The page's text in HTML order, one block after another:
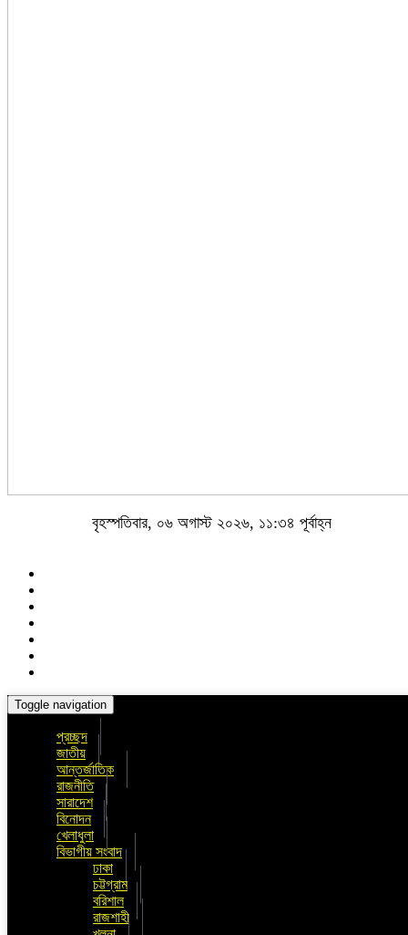
বৃহস্পতিবার, ০৬ অগাস্ট ২০২৬, ১১:৩৪ পূর্বাহ্ন
Toggle navigation
প্রচ্ছদ
জাতীয়
আন্তর্জাতিক
রাজনীতি
সারাদেশ
বিনোদন
খেলাধুলা
বিভাগীয় সংবাদ
ঢাকা
চট্টগ্রাম
বরিশাল
রাজশাহী